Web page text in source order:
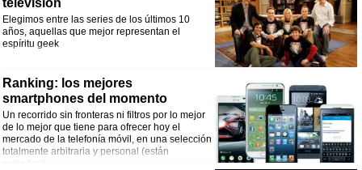
televisión
Elegimos entre las series de los últimos 10
años, aquellas que mejor representan el
espíritu geek
Ranking: los mejores
smartphones del momento
Un recorrido sin fronteras ni filtros por lo mejor
de lo mejor que tiene para ofrecer hoy el
mercado de la telefonía móvil, en una selección
totalmente arbitraria y personal (están
avisados).